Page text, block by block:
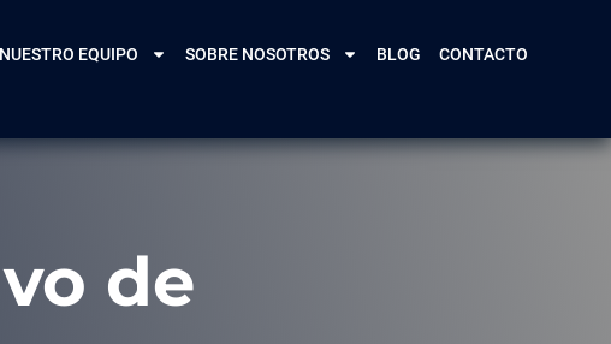
NUESTRO EQUIPO SOBRE NOSOTROS BLOG CONTACTO
de